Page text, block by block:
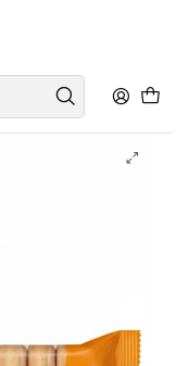
Osorno.
Queques
200 G )